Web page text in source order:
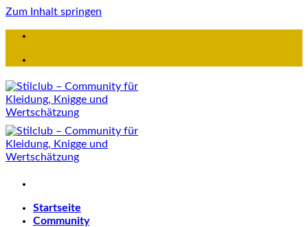
Zum Inhalt springen
Startseite
Community